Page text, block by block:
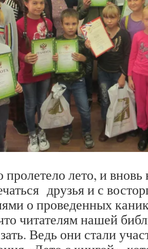
пролетело лето, и
друзья и с
о проведенных
читателям нашей
Ведь они стали